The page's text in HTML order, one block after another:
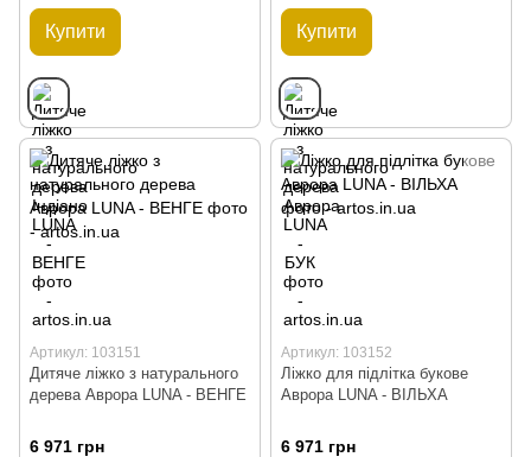
Купити Купити
Артикул: 103151
Дитяче ліжко з натурального
дерева Аврора LUNA - ВЕНГЕ
6 971 грн
Артикул: 103152
Ліжко для підлітка букове
Аврора LUNA - ВІЛЬХА
6 971 грн